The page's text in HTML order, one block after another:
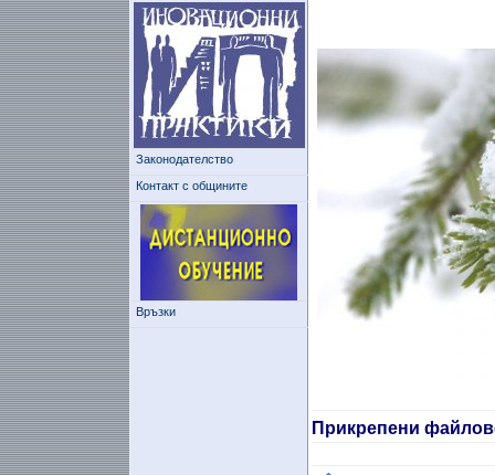
Законодателство
Контакт с общините
Връзки
Прикрепени